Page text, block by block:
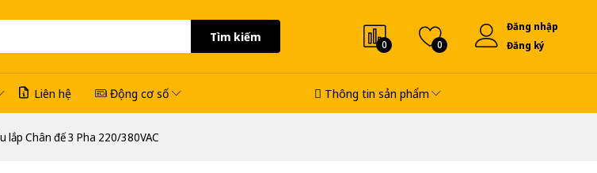
Tìm kiếm
0 0
Đăng nhập
Đăng ký
Liên hệ Động cơ số Thông tin sản phẩm
lắp Chân đế 3 Pha 220/380VAC